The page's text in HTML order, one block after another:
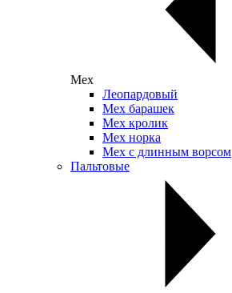
Мех
Леопардовый
Мех барашек
Мех кролик
Мех норка
Мех с длинным ворсом
Пальтовые